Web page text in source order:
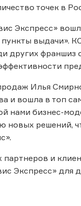
точек в
Экспресс»
выдачи».
других франшиз
Илья
и вошла в топ
нами бизнес-
новых решений,
партнеров и
Экспресс» для